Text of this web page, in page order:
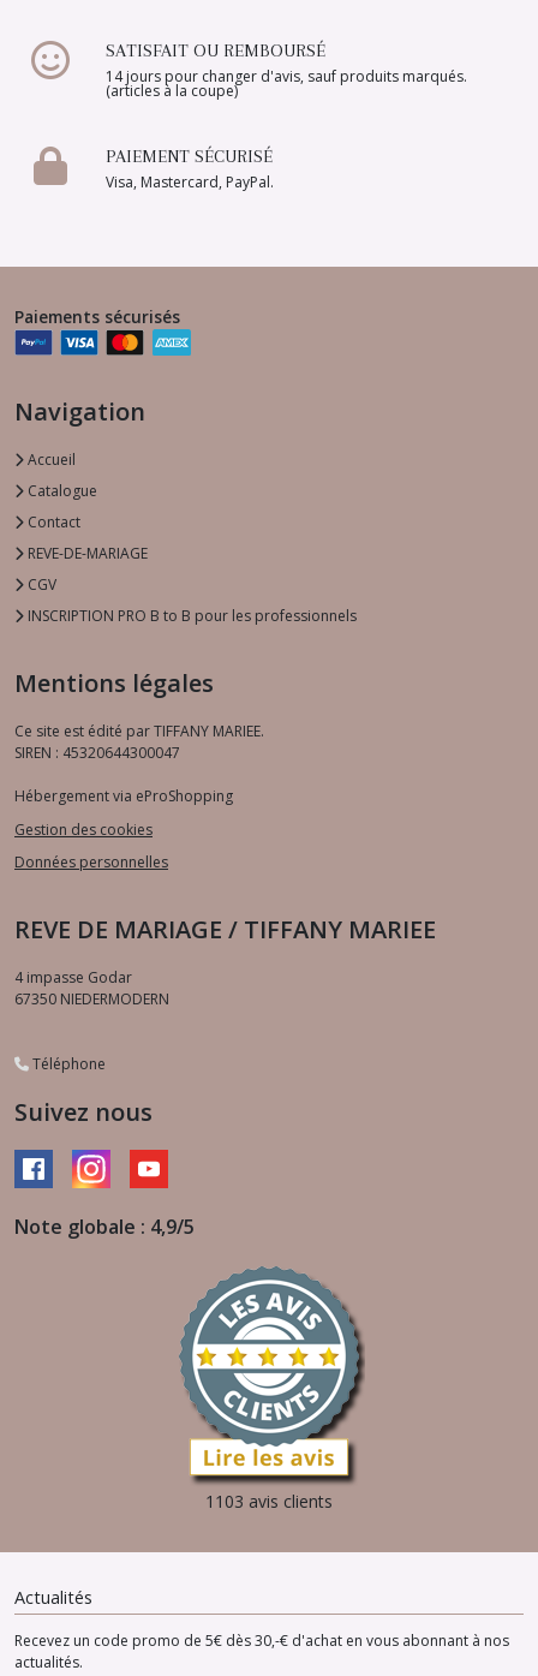
SATISFAIT OU REMBOURSÉ
14 jours pour changer d'avis, sauf produits marqués.
(articles à la coupe)
PAIEMENT SÉCURISÉ
Visa, Mastercard, PayPal.
Paiements sécurisés
Navigation
Accueil
Catalogue
Contact
REVE-DE-MARIAGE
CGV
INSCRIPTION PRO B to B pour les professionnels
Mentions légales
Ce site est édité par TIFFANY MARIEE.
SIREN : 45320644300047
Hébergement via eProShopping
Gestion des cookies
Données personnelles
REVE DE MARIAGE / TIFFANY MARIEE
4 impasse Godar
67350 NIEDERMODERN
Téléphone
Suivez nous
Note globale : 4,9/5
1103 avis clients
Actualités
Recevez un code promo de 5€ dès 30,-€ d'achat en vous abonnant à nos
actualités.